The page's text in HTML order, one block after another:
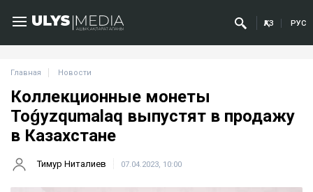
ҚАЗ РУС
Главная Новости
Коллекционные монеты
Toǵyzqumalaq выпустят в продажу
в Казахстане
Тимур Ниталиев 07.04.2023, 10:00